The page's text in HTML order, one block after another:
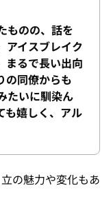
ものの、話を
アイスブレイク
まるで長い出向
の同僚からも
たいに馴染ん
も嬉しく、アル
の魅力や変化もあ